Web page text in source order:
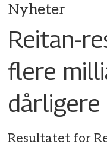
Nyheter
Reitan-
flere
Resultatet for